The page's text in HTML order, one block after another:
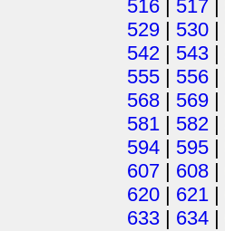
516 | 517 |
529 | 530 |
542 | 543 |
555 | 556 |
568 | 569 |
581 | 582 |
594 | 595 |
607 | 608 |
620 | 621 |
633 | 634 |